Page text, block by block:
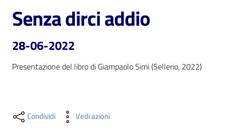
Cosa
puoi
fare
contenuti
Salta al contenuto
Senza dirci addio
28-06-2022
Presentazione del libro di Giampaolo Simi (Sellerio, 2022)
Condividi Vedi azioni